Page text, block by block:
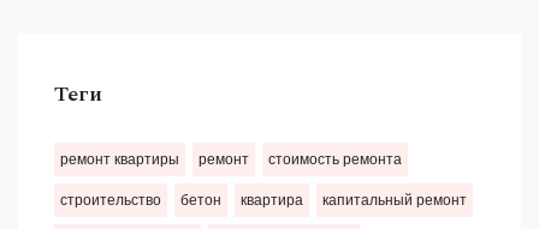
Теги
ремонт квартиры ремонт стоимость ремонта
строительство бетон квартира капитальный ремонт